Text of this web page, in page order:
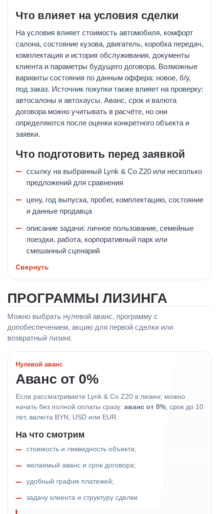
Что влияет на условия сделки
На условия влияет стоимость автомобиля, комфорт
салона, состояние кузова, двигатель, коробка передач,
комплектация и история обслуживания, документы
клиента и параметры будущего договора. Возможные
варианты состояния по данным оффера: новое, б/у,
под заказ. Источник покупки также влияет на проверку:
автосалоны и автохаусы. Аванс, срок и валюта
договора можно учитывать в расчёте, но они
определяются после оценки конкретного объекта и
заявки.
Что подготовить перед заявкой
ссылку на выбранный Lynk & Co Z20 или несколько
предложений для сравнения
цену, год выпуска, пробег, комплектацию, состояние
и данные продавца
описание задачи: личное пользование, семейные
поездки, работа, корпоративный парк или
смешанный сценарий
Свернуть
ПРОГРАММЫ ЛИЗИНГА
Можно выбрать нулевой аванс, программу с
допобеспечением, акцию для первой сделки или
возвратный лизинг.
Нулевой аванс
Аванс от 0%
Если рассматриваете Lynk & Co Z20 в лизинг, можно
начать без полной оплаты сразу: аванс от 0% , срок до 10
лет, валюта BYN, USD или EUR.
На что смотрим
стоимость и ликвидность объекта;
желаемый аванс и срок договора;
удобный график платежей;
задачу клиента и структуру сделки.